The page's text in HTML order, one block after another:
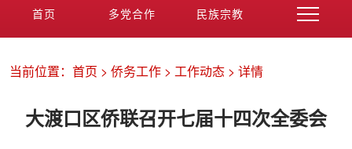
首页 多党合作 民族宗教
侨务工作 区县动态 统战历史文化
当前位置： 首页 > 侨务工作 > 工作动态 > 详情
大渡口区侨联召开七届十四次全委会